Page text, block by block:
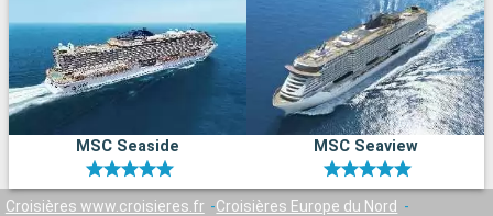
MSC Seaside MSC Seaview
Croisières www.croisieres.fr
Croisières Europe du Nord